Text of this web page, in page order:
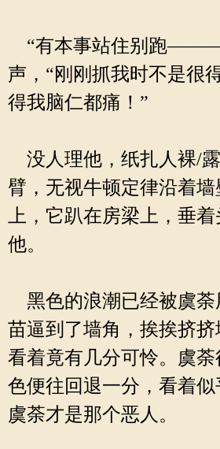
“有本事站住别跑
声，“刚刚抓我时不是很
得我脑仁都痛！”
没人理他，纸扎人裸/
臂，无视牛顿定律沿着
上，它趴在房梁上，垂
他。
黑色的浪潮已经被虞荼
苗逼到了墙角，挨挨挤挤
看着竟有几分可怜。虞
色便往回退一分，看着似
虞荼才是那个恶人。